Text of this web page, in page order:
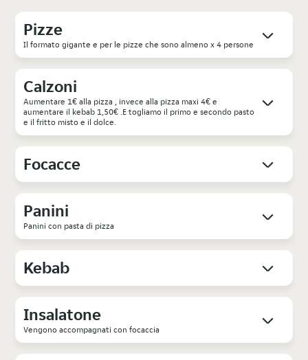
Pizze
Il formato gigante e per le pizze che sono almeno x 4 persone
Calzoni
Aumentare 1€ alla pizza , invece alla pizza maxi 4€ e
aumentare il kebab 1,50€ .E togliamo il primo e secondo pasto
e il fritto misto e il dolce.
Focacce
Panini
Panini con pasta di pizza
Kebab
Insalatone
Vengono accompagnati con focaccia